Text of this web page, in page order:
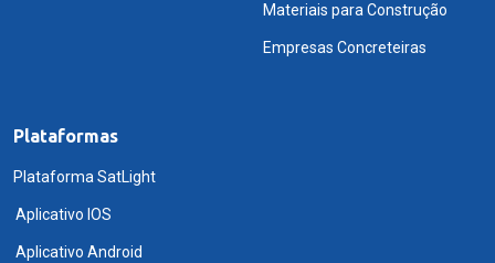
Materiais para Construção
Empresas Concreteiras
Plataformas
Plataforma SatLight
Aplicativo IOS
Aplicativo Android